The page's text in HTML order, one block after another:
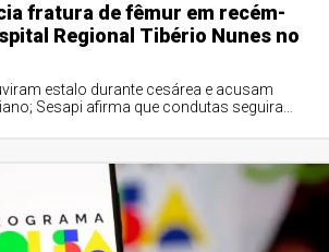
fratura de fêmur em recém-
Regional Tibério Nunes no
estalo durante cesárea e acusam
Sesapi afirma que condutas seguiram